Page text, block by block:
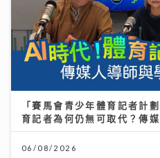
「賽馬會青少年體育記者計
育記者為何仍無可取代？傳
06/08/2026